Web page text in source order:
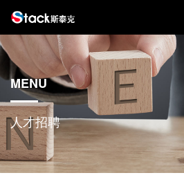
MENU
人才招聘